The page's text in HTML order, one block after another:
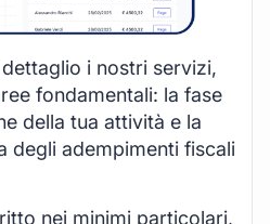
i nostri servizi,
fondamentali: la fase
della tua attività e la
degli adempimenti fiscali
nei minimi particolari,